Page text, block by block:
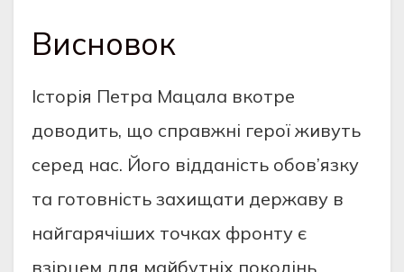
Висновок
Історія Петра Мацала вкотре
доводить, що справжні герої живуть
серед нас. Його відданість обов’язку
та готовність захищати державу в
найгарячіших точках фронту є
взірцем для майбутніх поколінь